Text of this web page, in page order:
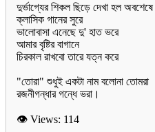
দুর্ভাগ্যের শিকল ছিড়ে দেখা হল অবশেষে
ক্লাসিক গানের সুরে
ভালোবাসা এনেছে দু' হাত ভরে
আমার বৃষ্টির বাগানে
চিরকাল রাখবো তারে যত্ন করে
"তোরা" শুধুই একটা নাম বলোনা তোমরা
রজনীগন্ধার গন্ধে ভরা।
👁 Views: 114